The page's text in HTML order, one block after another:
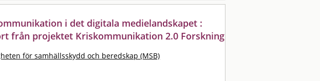
i det digitala medielandskapet :
från projektet Kriskommunikation 2.0 Forskning
för samhällsskydd och beredskap (MSB)